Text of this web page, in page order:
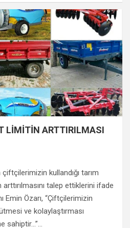
LİMİTİN ARTTIRILMASI
kullandığı tarım
talep ettiklerini ifade
Emin Özarı, “Çiftçilerimizin
ve kolaylaştırması
sahiptir…”…